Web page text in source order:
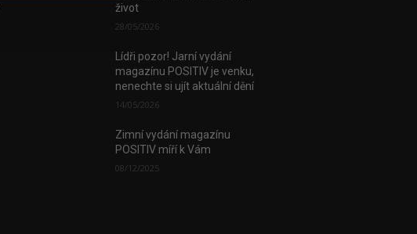
život
28/05/2026
Lídři pozor! Jarní vydání
magazínu POSITIV je venku,
nenechte si ujít aktuální dění
14/05/2026
Zimní vydání magazínu
POSITIV míří k Vám
08/12/2025